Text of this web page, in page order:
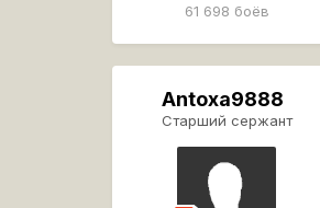
61 698 боёв
Antoxa9888
Старший сержант